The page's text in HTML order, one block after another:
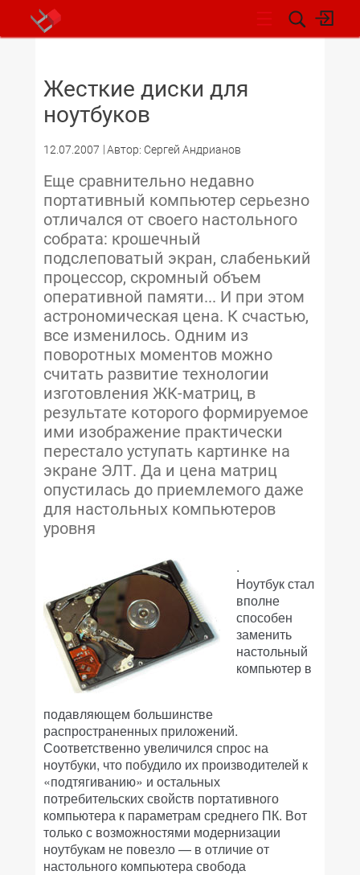
Жесткие диски для
ноутбуков
12.07.2007 Автор: Сергей Андрианов
Еще сравнительно недавно
портативный компьютер серьезно
отличался от своего настольного
собрата: крошечный
подслеповатый экран, слабенький
процессор, скромный объем
оперативной памяти... И при этом
астрономическая цена. К счастью,
все изменилось. Одним из
поворотных моментов можно
считать развитие технологии
изготовления ЖК-матриц, в
результате которого формируемое
ими изображение практически
перестало уступать картинке на
экране ЭЛТ. Да и цена матриц
опустилась до приемлемого даже
для настольных компьютеров
уровня
.
Ноутбук стал
вполне
способен
заменить
настольный
компьютер в
подавляющем большинстве
распространенных приложений.
Соответственно увеличился спрос на
ноутбуки, что побудило их производителей к
«подтягиванию» и остальных
потребительских свойств портативного
компьютера к параметрам среднего ПК. Вот
только с возможностями модернизации
ноутбукам не повезло — в отличие от
настольного компьютера свобода